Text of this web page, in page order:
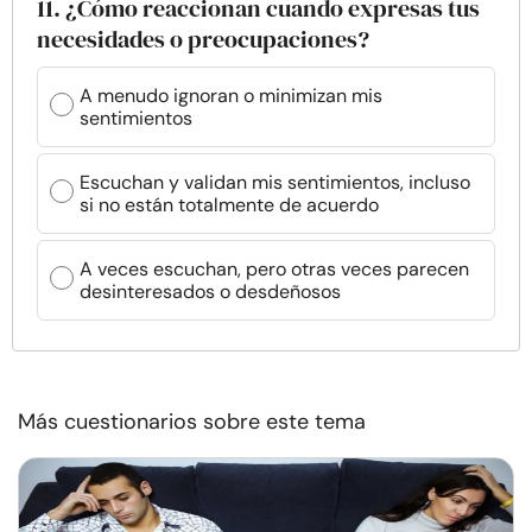
11. ¿Cómo reaccionan cuando expresas tus
necesidades o preocupaciones?
A menudo ignoran o minimizan mis
sentimientos
Escuchan y validan mis sentimientos, incluso
si no están totalmente de acuerdo
A veces escuchan, pero otras veces parecen
desinteresados o desdeñosos
Más cuestionarios sobre este tema